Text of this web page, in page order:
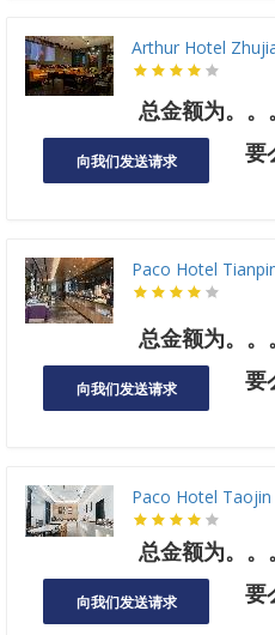
Arthur Hotel
总金额为。。
向我们发送请求 要
Paco Hotel
总金额为。。
向我们发送请求 要
Paco Hotel
总金额为。。
向我们发送请求 要